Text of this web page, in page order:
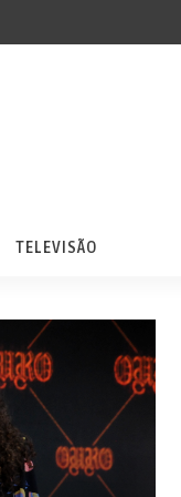
TELEVISÃO